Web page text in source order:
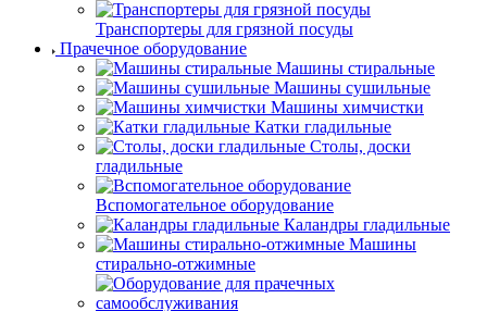
Транспортеры для грязной посуды
Прачечное оборудование
Машины стиральные
Машины сушильные
Машины химчистки
Катки гладильные
Столы, доски
гладильные
Вспомогательное оборудование
Каландры гладильные
Машины
стирально-отжимные